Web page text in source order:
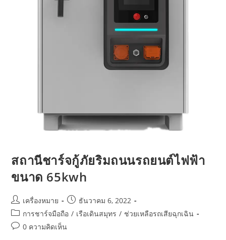
สถานีชาร์จกู้ภัยริมถนนรถยนต์ไฟฟ้า
ขนาด 65kwh
เครื่องหมาย
ธันวาคม 6, 2022
การชาร์จมือถือ / เรือเดินสมุทร / ช่วยเหลือรถเสียฉุกเฉิน
0 ความคิดเห็น